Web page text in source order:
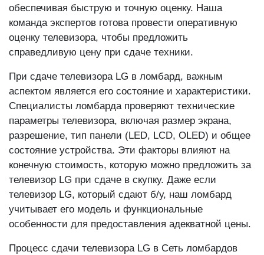
обеспечивая быструю и точную оценку. Наша
команда экспертов готова провести оперативную
оценку телевизора, чтобы предложить
справедливую цену при сдаче техники.
При сдаче телевизора LG в ломбард, важным
аспектом является его состояние и характеристики.
Специалисты ломбарда проверяют технические
параметры телевизора, включая размер экрана,
разрешение, тип панели (LED, LCD, OLED) и общее
состояние устройства. Эти факторы влияют на
конечную стоимость, которую можно предложить за
телевизор LG при сдаче в скупку. Даже если
телевизор LG, который сдают б/у, наш ломбард
учитывает его модель и функциональные
особенности для предоставления адекватной цены.
Процесс сдачи телевизора LG в Сеть ломбардов